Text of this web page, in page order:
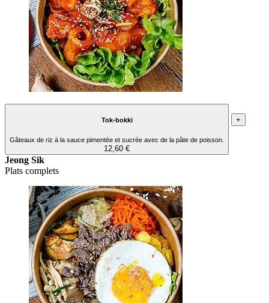
Tok-bokki
Gâteaux de riz à la sauce pimentée et sucrée avec de la pâte de poisson.
12,60 €
+
Jeong Sik
Plats complets